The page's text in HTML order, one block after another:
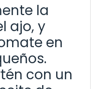
la
ajo, y
en
con un